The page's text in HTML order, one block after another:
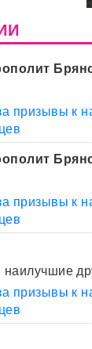
призывы к
призывы к
призывы к